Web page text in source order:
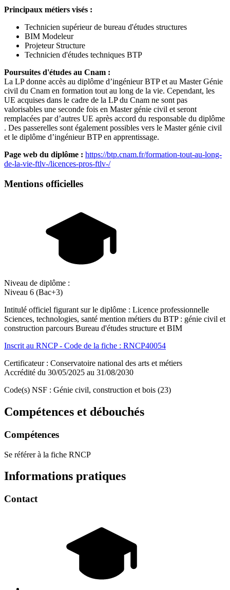
Principaux métiers visés :
Technicien supérieur de bureau d'études structures
BIM Modeleur
Projeteur Structure
Technicien d'études techniques BTP
Poursuites d'études au Cnam :
La LP donne accès au diplôme d’ingénieur BTP et au Master Génie
civil du Cnam en formation tout au long de la vie. Cependant, les
UE acquises dans le cadre de la LP du Cnam ne sont pas
valorisables une seconde fois en Master génie civil et seront
remplacées par d’autres UE après accord du responsable du diplôme
. Des passerelles sont également possibles vers le Master génie civil
et le diplôme d’ingénieur BTP en apprentissage.
Page web du diplôme : https://btp.cnam.fr/formation-tout-au-long-
de-la-vie-ftlv-/licences-pros-ftlv-/
Mentions officielles
Niveau de diplôme :
Niveau 6 (Bac+3)
Intitulé officiel figurant sur le diplôme : Licence professionnelle
Sciences, technologies, santé mention métiers du BTP : génie civil et
construction parcours Bureau d'études structure et BIM
Inscrit au RNCP - Code de la fiche : RNCP40054
Certificateur : Conservatoire national des arts et métiers
Accrédité du 30/05/2025 au 31/08/2030
Code(s) NSF : Génie civil, construction et bois (23)
Compétences et débouchés
Compétences
Se référer à la fiche RNCP
Informations pratiques
Contact